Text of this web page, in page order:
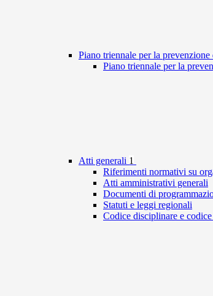
Piano triennale per la
Piano triennale per la
Atti generali 1
Riferimenti normativi su
Atti amministrativi generali
Documenti di
Statuti e leggi regionali
Codice disciplinare e